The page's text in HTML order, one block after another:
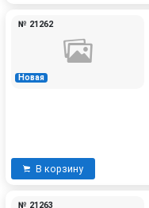
Новая
№ 21262
В корзину
№ 21263